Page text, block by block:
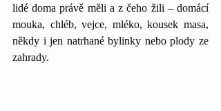
lidé doma právě měli a z čeho žili – domácí
mouka, chléb, vejce, mléko, kousek masa,
někdy i jen natrhané bylinky nebo plody ze
zahrady.